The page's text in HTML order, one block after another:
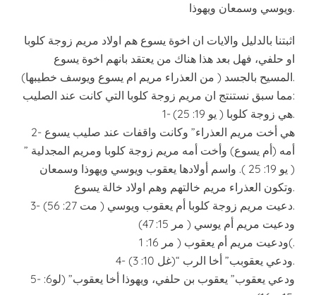
ويوسي وسمعان ويهوذا.
اثبتنا بالدليل والايات ان اخوة يسوع هم اولاد مريم زوجة كلوبا
او حلفي، فهل بعد هذا هناك من يعتقد بانهم اخوة يسوع
المسيح بالجسد ( من العذراء مريم ام يسوع ويوسف خطيبها).
مما سبق نستنتج ان مريم زوجة كلوبا التي كانت عند الصليب:
1- هي زوجة كلوبا ( يو 19: 25).
2- هي أخت مريم العذراء” وكانت واقفات عند صليب يسوع
أمه (أم يسوع) وأخت أمه مريم زوجة كلوبا ومريم المجدلية ”
( يو 19: 25 ). واسم أولادها يعقوب ويوسي ويهوذا وسمعان
وتكون العذراء مريم خالتهم وهم اولاد خالة يسوع.
3- دعيت مريم زوجة كلوبا أم يعقوب ويوسي ( مت 27: 56).
ودعيت مريم أم يوسي ( مر 15: 47)
ودعيت مريم أم يعقوب ( مر 16: 1(.
4- ودعي يعقوبب” أخا الرب “(غل 10: 3).
5- ودعي يعقوب” يعقوب بن حلفي، ويهوذا أخا يعقوب” (لو6: